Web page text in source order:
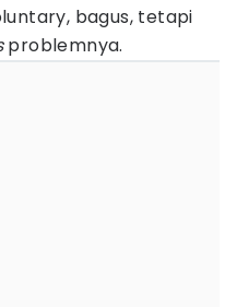
bagus, tetapi
problemnya.